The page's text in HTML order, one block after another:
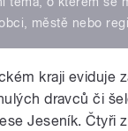
městě nebo
kraji eviduje
dravců či
Jeseník. Čtyři